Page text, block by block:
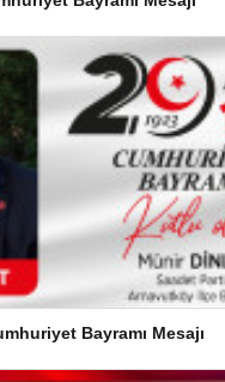
Bayramı Mesajı